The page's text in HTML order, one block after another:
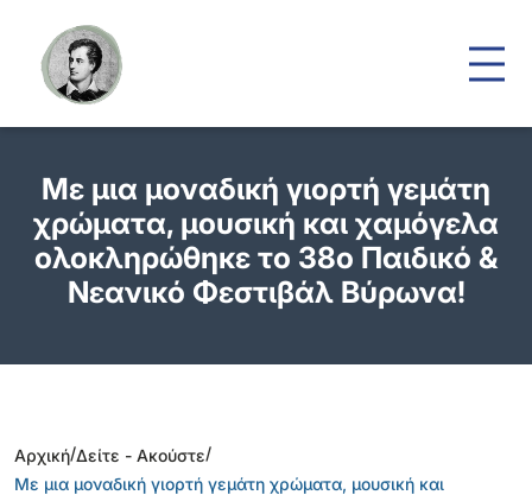
Με μια μοναδική γιορτή γεμάτη
χρώματα, μουσική και χαμόγελα
ολοκληρώθηκε το 38ο Παιδικό &
Νεανικό Φεστιβάλ Βύρωνα!
Αρχική/Δείτε - Ακούστε/
Με μια μοναδική γιορτή γεμάτη χρώματα, μουσική και